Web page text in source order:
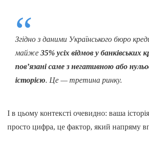
Згідно з даними Українського бюро
майже 35% усіх відмов у банківських
пов’язані саме з негативною або
історією. Це — третина ринку.
І в цьому контексті очевидно: ваша
просто цифра, це фактор, який напряму